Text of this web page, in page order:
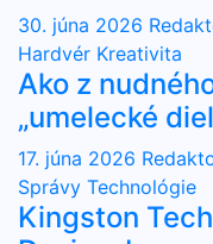
30. júna 2026
Hardvér Kreativita
Ako z
„umelecké
17. júna 2026
Správy Technológie
Kingston